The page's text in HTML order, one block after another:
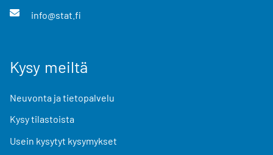
info@stat.fi
Kysy meiltä
Neuvonta ja tietopalvelu
Kysy tilastoista
Usein kysytyt kysymykset